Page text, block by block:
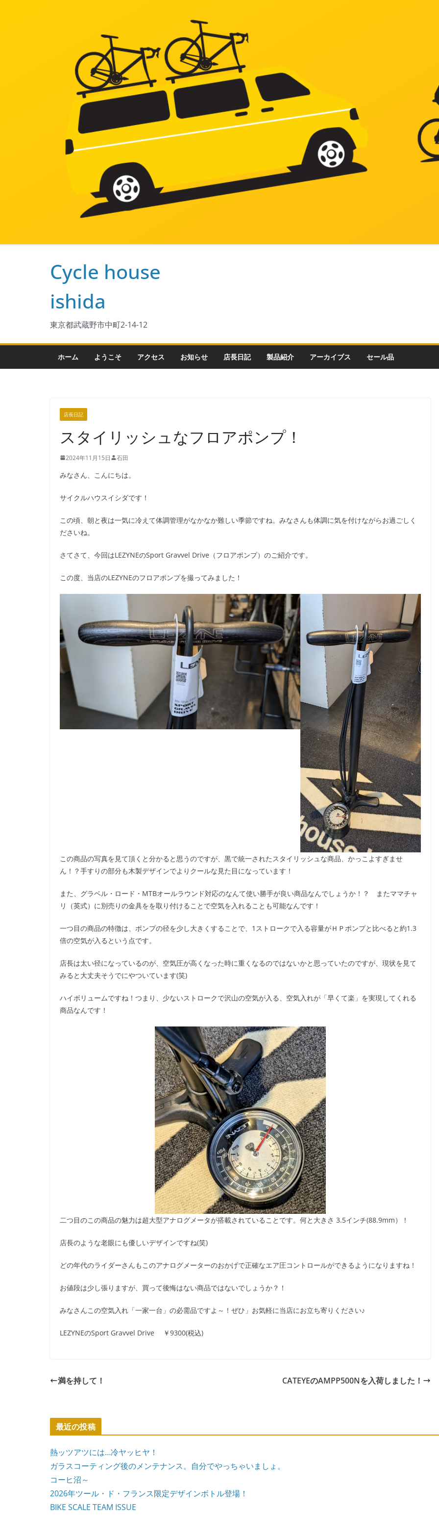
Cycle house
ishida
東京都武蔵野市中町2-14-12
ホーム ようこそ アクセス お知らせ 店長日記 製品紹介 アーカイブス セール品
店長日記
スタイリッシュなフロアポンプ！
2024年11月15日 石田
みなさん、こんにちは。
サイクルハウスイシダです！
この頃、朝と夜は一気に冷えて体調管理がなかなか難しい季節ですね。みなさんも体調に気を付けながらお過ごしく
ださいね。
さてさて、今回はLEZYNEのSport Gravvel Drive（フロアポンプ）のご紹介です。
この度、当店のLEZYNEのフロアポンプを撮ってみました！
この商品の写真を見て頂くと分かると思うのですが、黒で統一されたスタイリッシュな商品、かっこよすぎませ
ん！？手すりの部分も木製デザインでよりクールな見た目になっています！
また、グラベル・ロード・MTBオールラウンド対応のなんて使い勝手が良い商品なんでしょうか！？ またママチャ
リ（英式）に別売りの金具をを取り付けることで空気を入れることも可能なんです！
一つ目の商品の特徴は、ポンプの径を少し大きくすることで、1ストロークで入る容量がＨＰポンプと比べると約1.3
倍の空気が入るという点です。
店長は太い径になっているのが、空気圧が高くなった時に重くなるのではないかと思っていたのですが、現状を見て
みると大丈夫そうでにやついています(笑)
ハイボリュームですね！つまり、少ないストロークで沢山の空気が入る、空気入れが「早くて楽」を実現してくれる
商品なんです！
二つ目のこの商品の魅力は超大型アナログメータが搭載されていることです。何と大きさ 3.5インチ(88.9mm）！
店長のような老眼にも優しいデザインですね(笑)
どの年代のライダーさんもこのアナログメーターのおかげで正確なエア圧コントロールができるようになりますね！
お値段は少し張りますが、買って後悔はない商品ではないでしょうか？！
みなさんこの空気入れ「一家一台」の必需品ですよ～！ぜひ」お気軽に当店にお立ち寄りください♪
LEZYNEのSport Gravvel Drive ￥9300(税込)
満を持して！ CATEYEのAMPP500Nを入荷しました！
最近の投稿
熱ッツアツには…冷ヤッヒヤ！
ガラスコーティング後のメンテナンス。自分でやっちゃいましょ。
コーヒ沼～
2026年ツール・ド・フランス限定デザインボトル登場！
BIKE SCALE TEAM ISSUE